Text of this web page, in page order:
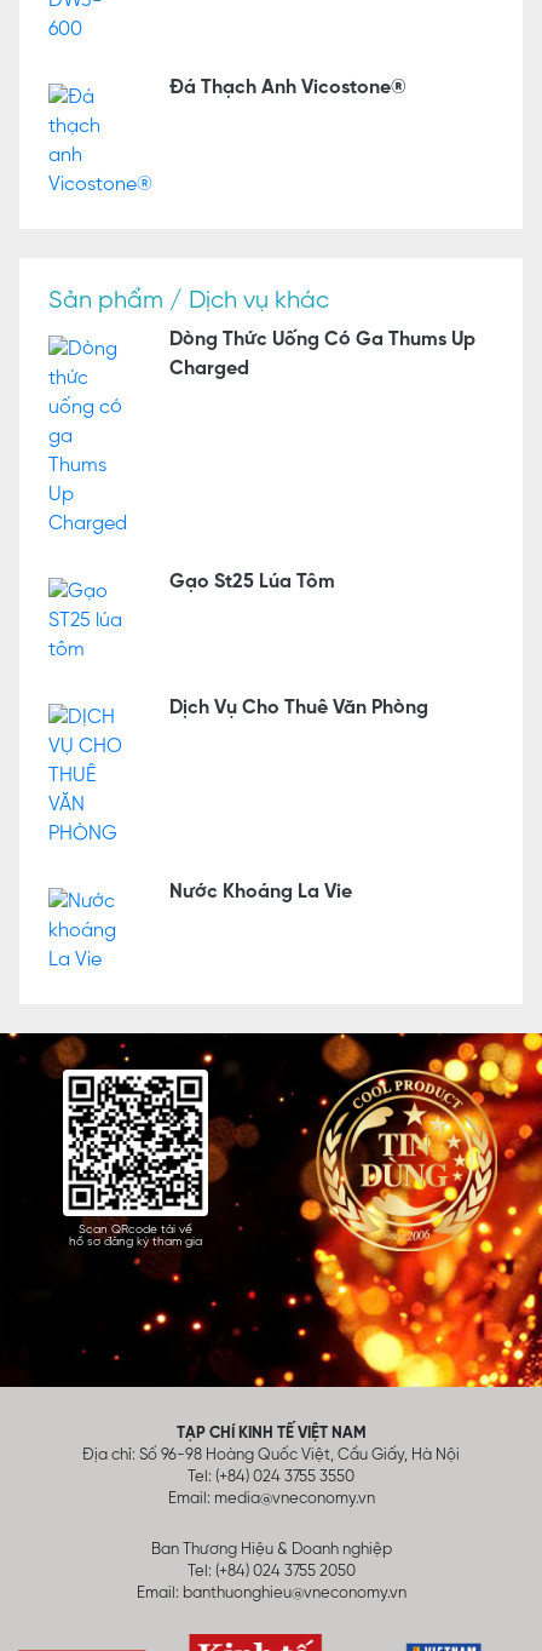
Đá Thạch Anh Vicostone®
Sản phẩm / Dịch vụ khác
Dòng Thức Uống Có Ga Thums Up
Charged
Gạo St25 Lúa Tôm
Dịch Vụ Cho Thuê Văn Phòng
Nước Khoáng La Vie
Scan QRcode tải về
hồ sơ đăng ký tham gia
TẠP CHÍ KINH TẾ VIỆT NAM
Địa chỉ: Số 96-98 Hoàng Quốc Việt, Cầu Giấy, Hà Nội
Tel: (+84) 024 3755 3550
Email: media@vneconomy.vn
Ban Thương Hiệu & Doanh nghiệp
Tel: (+84) 024 3755 2050
Email: banthuonghieu@vneconomy.vn